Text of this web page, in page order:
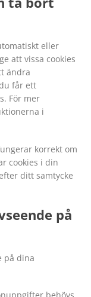
eller
att vissa cookies
ändra
får ett
För mer
i
korrekt om
cookies i din
ditt samtycke
på
på dina